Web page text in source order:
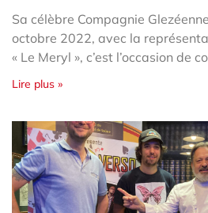
Sa célèbre Compagnie
octobre 2022, avec la
« Le Meryl », c’est l’occasion de
Lire plus »